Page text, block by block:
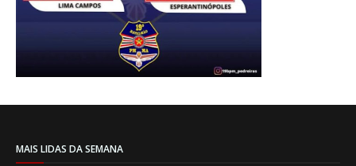
MAIS LIDAS DA SEMANA